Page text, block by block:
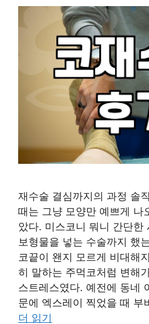
재수술 결심까지의 과정 솔
때는 그냥 모양만 예쁘게 나
았다. 미스코니 뭐니 간단한
보형물을 넣는 수술까지 했
코끝이 왠지 모르게 비대해
히 말하는 주먹코처럼 변해
스트레스였다. 예전에 동네
문에 엑스레이 찍었을 때
더 읽기